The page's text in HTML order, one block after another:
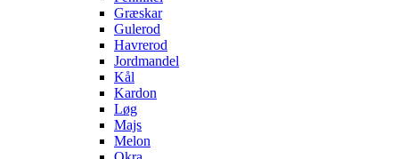
Græskar
Gulerod
Havrerod
Jordmandel
Kål
Kardon
Løg
Majs
Melon